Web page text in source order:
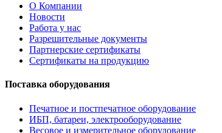
О Компании
Новости
Работа у нас
Разрешительные документы
Партнерские сертификаты
Сертификаты на продукцию
Поставка оборудования
Печатное и постпечатное оборудование
ИБП, батареи, электрооборудование
Весовое и измерительное оборудование